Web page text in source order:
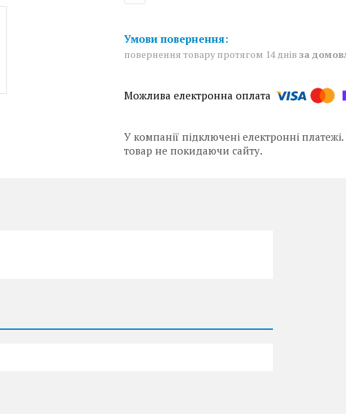
повернення товару протягом 14 днів за
У компанії підключені електронні
товар не покидаючи сайту.